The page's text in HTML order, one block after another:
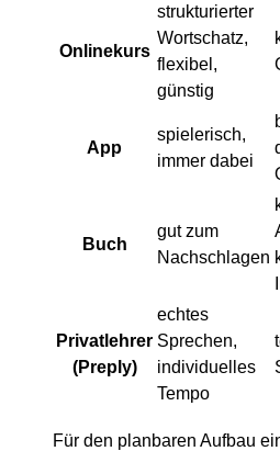
Onlinekurs
strukturierter
Wortschatz,
flexibel,
günstig
App
spielerisch,
immer dabei
Buch
gut zum
Nachschlagen
Privatlehrer
(Preply)
echtes
Sprechen,
individuelles
Tempo
Für den planbaren Aufbau